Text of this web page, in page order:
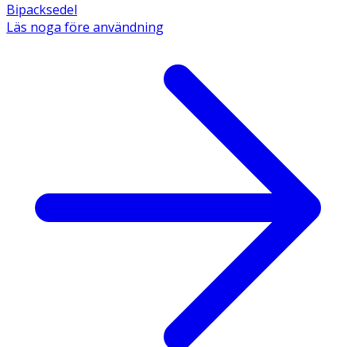
Bipacksedel
Läs noga före användning